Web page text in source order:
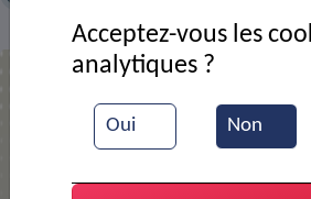
> Contact >COSAQUE Loï
M. Loï
Oui Non
Acceptez-vous les
analytiques ?